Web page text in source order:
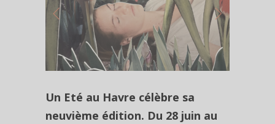
Un Eté au Havre célèbre sa
neuvième édition. Du 28 juin au